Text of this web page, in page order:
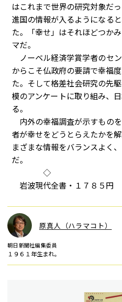
はこれまで世界の研究対象だ
進国の情報が入るようになる
た。「幸せ」はそれほどつか
マだ。
ノーベル経済学賞学者のセ
からこそ仏政府の要請で幸福
た。そして格差社会研究の先
模のアンケートに取り組み、
る。
内外の幸福調査が示すもの
者が幸せをどうとらえたかを
まざまな情報をバランスよく
だ。
◇
岩波現代全書・１７８５円
原真人（ハラマコト）
朝日新聞社編集委員
１９６１年生まれ。